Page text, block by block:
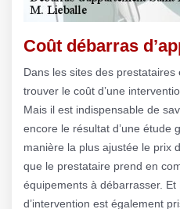
Coût débarras
Dans les sites des
trouver le coût d’une
Mais il est indispensable de
encore le résultat d’une étude
manière la plus ajustée le prix
que le prestataire prend en
équipements à débarrasser. Et
d’intervention est également